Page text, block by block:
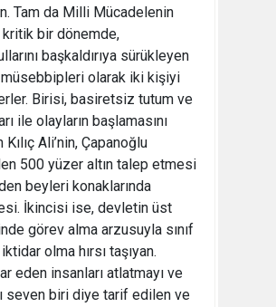
Tam da Milli Mücadelenin
kritik bir dönemde,
başkaldırıya sürükleyen
olarak iki kişiyi
Birisi, basiretsiz tutum ve
ile olayların başlamasını
Ali’nin, Çapanoğlu
500 yüzer altın talep etmesi
beyleri konaklarında
İkincisi ise, devletin üst
görev alma arzusuyla sınıf
olma hırsı taşıyan.
eden insanları atlatmayı ve
seven biri diye tarif edilen ve